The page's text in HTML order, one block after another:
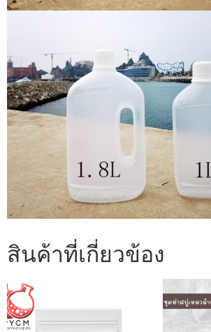
สินค้าที่เกี่ยวข้อง